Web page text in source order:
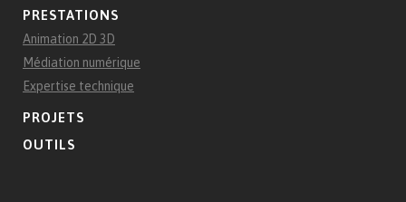
PRESTATIONS
Animation 2D 3D
Médiation numérique
Expertise technique
PROJETS
OUTILS